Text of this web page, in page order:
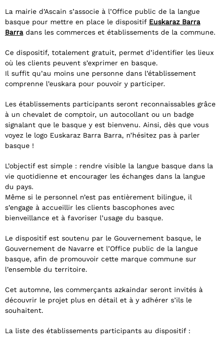
La mairie d’Ascain s’associe à l’Office public de la langue
basque pour mettre en place le dispositif Euskaraz Barra
Barra dans les commerces et établissements de la commune.
Ce dispositif, totalement gratuit, permet d’identifier les lieux
où les clients peuvent s’exprimer en basque.
Il suffit qu’au moins une personne dans l’établissement
comprenne l’euskara pour pouvoir y participer.
Les établissements participants seront reconnaissables grâce
à un chevalet de comptoir, un autocollant ou un badge
signalant que le basque y est bienvenu. Ainsi, dès que vous
voyez le logo Euskaraz Barra Barra, n’hésitez pas à parler
basque !
L’objectif est simple : rendre visible la langue basque dans la
vie quotidienne et encourager les échanges dans la langue
du pays.
Même si le personnel n’est pas entièrement bilingue, il
s’engage à accueillir les clients bascophones avec
bienveillance et à favoriser l’usage du basque.
Le dispositif est soutenu par le Gouvernement basque, le
Gouvernement de Navarre et l’Office public de la langue
basque, afin de promouvoir cette marque commune sur
l’ensemble du territoire.
Cet automne, les commerçants azkaindar seront invités à
découvrir le projet plus en détail et à y adhérer s’ils le
souhaitent.
La liste des établissements participants au dispositif :